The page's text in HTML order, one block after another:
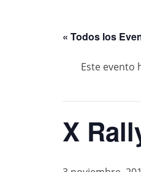
« Todos los
Este evento
X